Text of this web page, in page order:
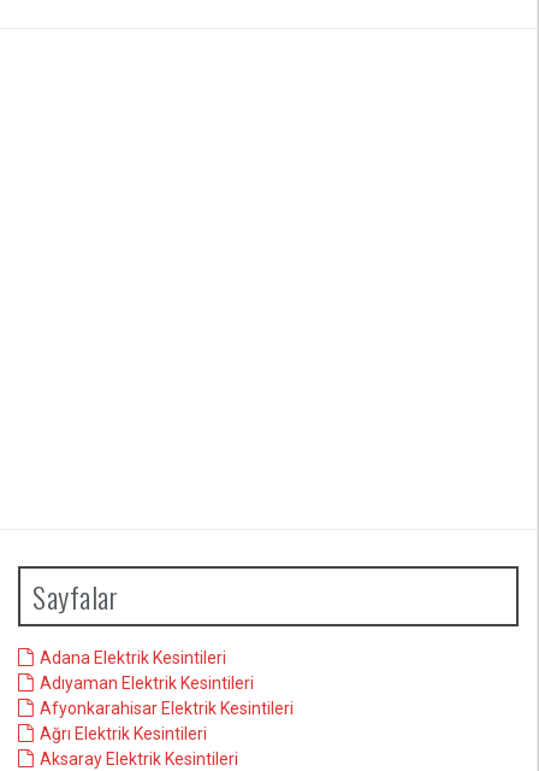
Sayfalar
Adana Elektrik Kesintileri
Adıyaman Elektrik Kesintileri
Afyonkarahisar Elektrik Kesintileri
Ağrı Elektrik Kesintileri
Aksaray Elektrik Kesintileri